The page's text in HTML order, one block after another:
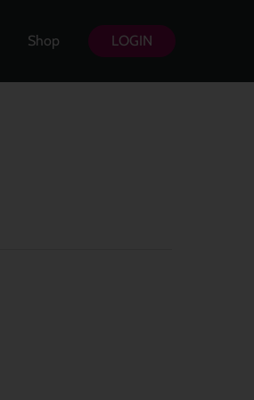
Shop LOGIN